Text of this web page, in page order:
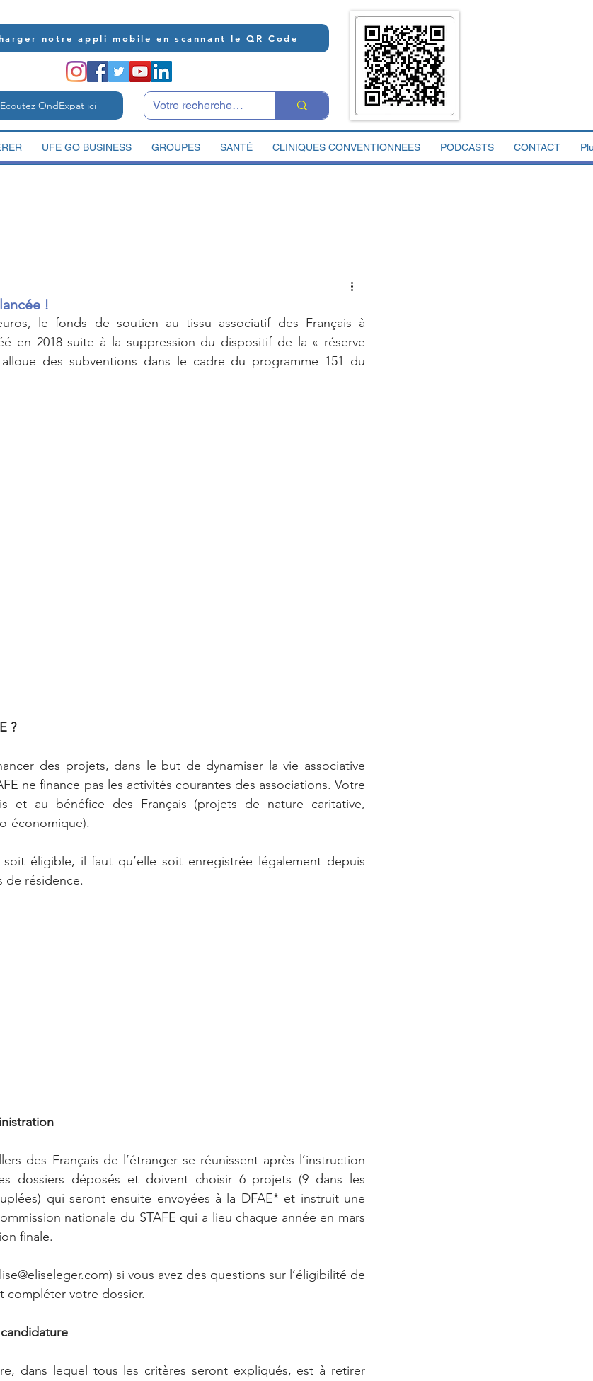
notre appli mobile en scannant le QR Code
Écoutez OndExpat ici
UFE GO BUSINESS GROUPES SANTÉ CLINIQUES CONVENTIONNEES PODCASTS CONTACT
!
le fonds de soutien au tissu associatif des Français à
en 2018 suite à la suppression du dispositif de la « réserve
des subventions dans le cadre du programme 151 du
?
des projets, dans le but de dynamiser la vie associative
ne finance pas les activités courantes des associations. Votre
et au bénéfice des Français (projets de nature caritative,
économique).
éligible, il faut qu’elle soit enregistrée légalement depuis
de résidence.
des Français de l’étranger se réunissent après l’instruction
dossiers déposés et doivent choisir 6 projets (9 dans les
qui seront ensuite envoyées à la DFAE* et instruit une
nationale du STAFE qui a lieu chaque année en mars
finale.
si vous avez des questions sur l’éligibilité de
compléter votre dossier.
dans lequel tous les critères seront expliqués, est à retirer